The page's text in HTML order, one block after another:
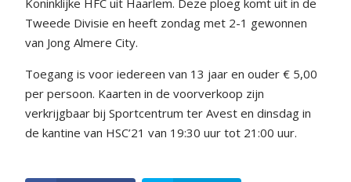
Tweede Divisie en heeft zondag met 2-1 gewonnen
van Jong Almere City.
Toegang is voor iedereen van 13 jaar en ouder € 5,00
per persoon. Kaarten in de voorverkoop zijn
verkrijgbaar bij Sportcentrum ter Avest en dinsdag in
de kantine van HSC’21 van 19:30 uur tot 21:00 uur.